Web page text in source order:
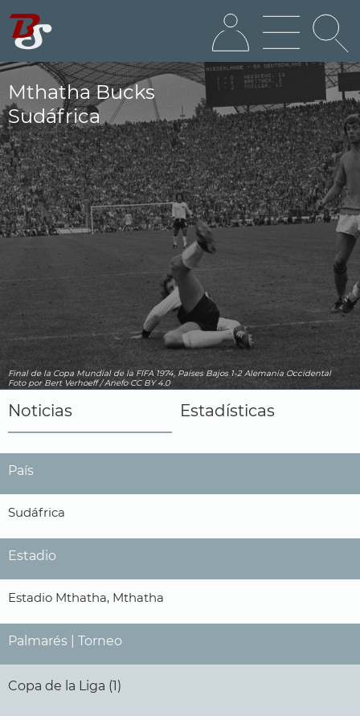
Mthatha Bucks
Sudáfrica
Final de la Copa Mundial de la FIFA 1974, Países Bajos 1-2 Alemania Occidental
Fotopor Bert Verhoeff / Anefo CC BY 4.0
Noticias Estadísticas
País
Sudáfrica
Estadio
Estadio Mthatha, Mthatha
Palmarés | Torneo
Copa de la Liga (1)